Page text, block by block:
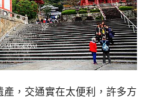
產，交通實在太便利，許多方